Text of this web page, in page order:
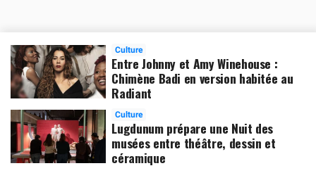
Culture
Entre Johnny et Amy Winehouse :
Chimène Badi en version habitée au
Radiant
Culture
Lugdunum prépare une Nuit des
musées entre théâtre, dessin et
céramique